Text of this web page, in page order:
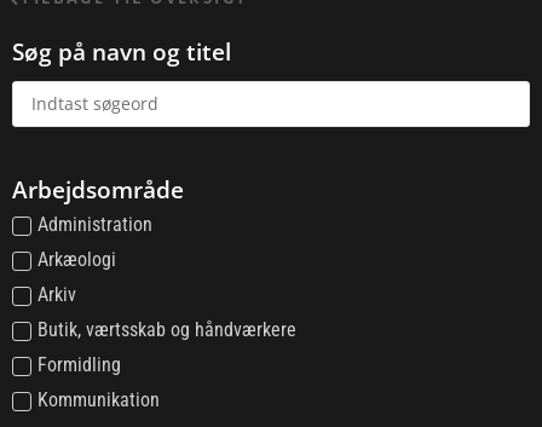
Søg på navn og titel
Arbejdsområde
Administration
Arkæologi
Arkiv
Butik, værtsskab og håndværkere
Formidling
Kommunikation